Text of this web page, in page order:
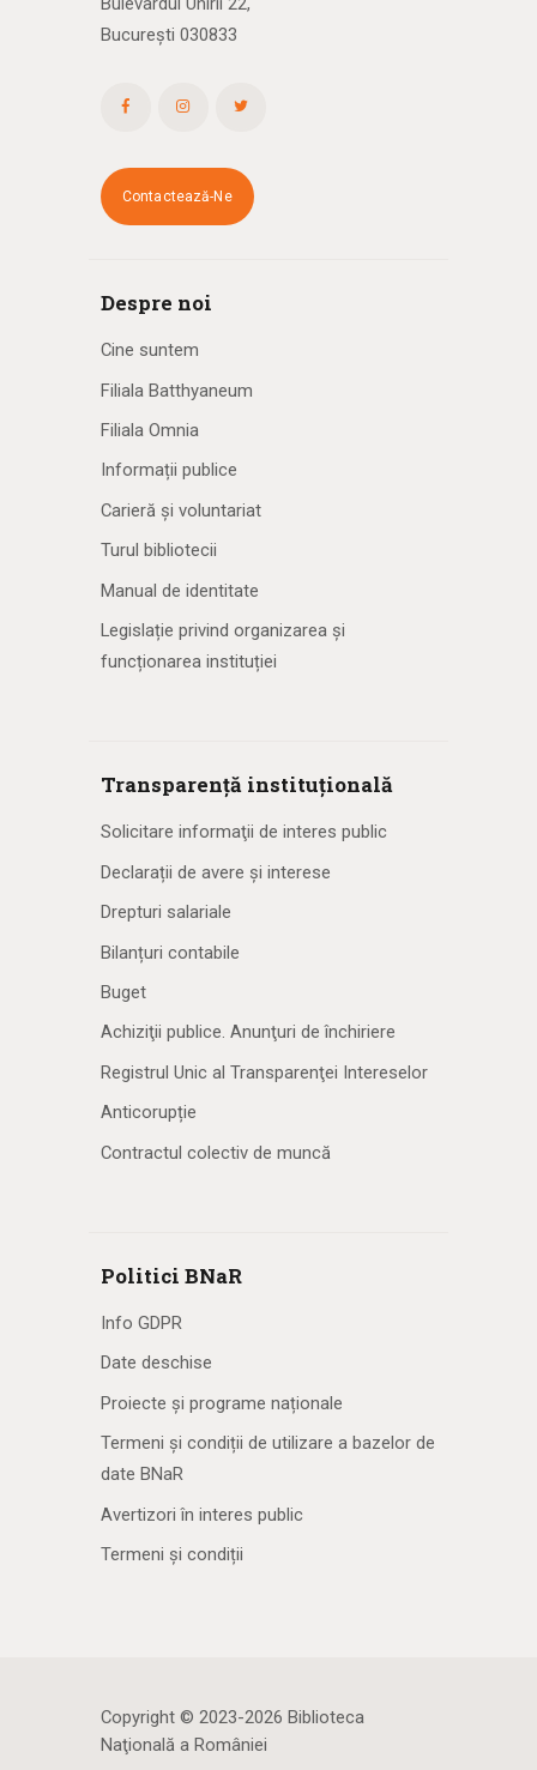
București 030833
Contactează-Ne
Despre noi
Cine suntem
Filiala Batthyaneum
Filiala Omnia
Informații publice
Carieră și voluntariat
Turul bibliotecii
Manual de identitate
Legislație privind organizarea și
funcționarea instituției
Transparență instituțională
Solicitare informaţii de interes public
Declarații de avere și interese
Drepturi salariale
Bilanțuri contabile
Buget
Achiziţii publice. Anunţuri de închiriere
Registrul Unic al Transparenţei Intereselor
Anticorupție
Contractul colectiv de muncă
Politici BNaR
Info GDPR
Date deschise
Proiecte și programe naționale
Termeni și condiții de utilizare a bazelor de
date BNaR
Avertizori în interes public
Termeni și condiții
Copyright © 2023-2026 Biblioteca
Naţională a României